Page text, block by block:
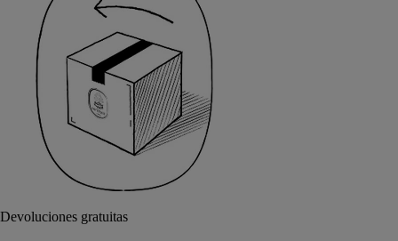
Devoluciones gratuitas